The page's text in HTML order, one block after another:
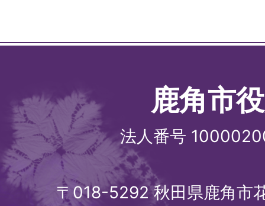
鹿角市
法人番号
〒018-5292 秋田県鹿角市